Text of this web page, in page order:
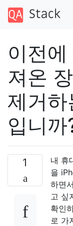
이전
져온
제거하
입니까
1
내 휴
을
하면
고 싶
확인
로 가